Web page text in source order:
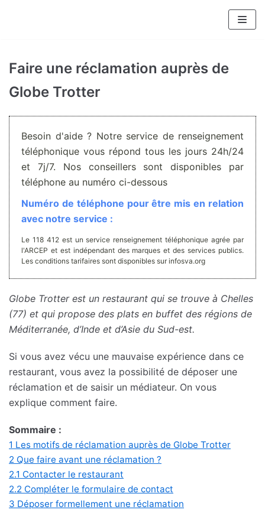
contenu
Faire une réclamation auprès de
Globe Trotter
Besoin d'aide ? Notre service de renseignement
téléphonique vous répond tous les jours 24h/24
et 7j/7. Nos conseillers sont disponibles par
téléphone au numéro ci-dessous
Numéro de téléphone pour être mis en relation
avec notre service :
Le 118 412 est un service renseignement téléphonique agrée par
l'ARCEP et est indépendant des marques et des services publics.
Les conditions tarifaires sont disponibles sur infosva.org
Globe Trotter est un restaurant qui se trouve à Chelles
(77) et qui propose des plats en buffet des régions de
Méditerranée, d’Inde et d’Asie du Sud-est.
Si vous avez vécu une mauvaise expérience dans ce
restaurant, vous avez la possibilité de déposer une
réclamation et de saisir un médiateur. On vous
explique comment faire.
Sommaire :
1 Les motifs de réclamation auprès de Globe Trotter
2 Que faire avant une réclamation ?
2.1 Contacter le restaurant
2.2 Compléter le formulaire de contact
3 Déposer formellement une réclamation